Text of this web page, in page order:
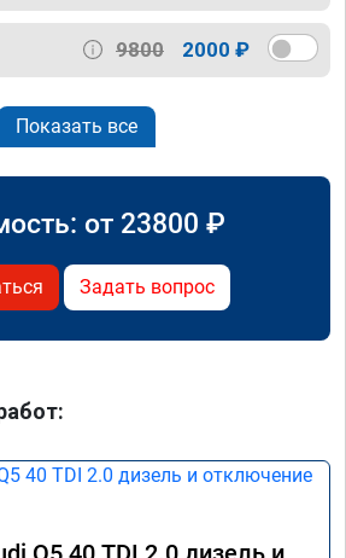
9800 2000 ₽
Показать все
от 23800 ₽
Задать вопрос